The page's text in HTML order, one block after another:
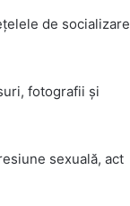
de socializare
fotografii și
sexuală, act